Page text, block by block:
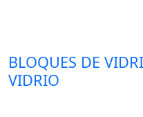
BLOQUES DE
VIDRIO